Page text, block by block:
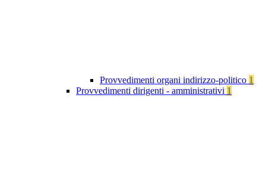
Provvedimenti organi indirizzo-politico 1
Provvedimenti dirigenti - amministrativi 1